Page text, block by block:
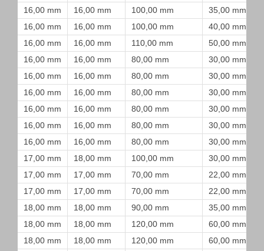
16,00 mm
16,00 mm 100,00 mm
35,00 mm
16,00 mm
16,00 mm 100,00 mm
40,00 mm
16,00 mm
16,00 mm 110,00 mm
50,00 mm
16,00 mm
16,00 mm 80,00 mm
30,00 mm
16,00 mm
16,00 mm 80,00 mm
30,00 mm
16,00 mm
16,00 mm 80,00 mm
30,00 mm
16,00 mm
16,00 mm 80,00 mm
30,00 mm
16,00 mm
16,00 mm 80,00 mm
30,00 mm
16,00 mm
16,00 mm 80,00 mm
30,00 mm
17,00 mm
18,00 mm 100,00 mm
30,00 mm
17,00 mm
17,00 mm 70,00 mm
22,00 mm
17,00 mm
17,00 mm 70,00 mm
22,00 mm
18,00 mm
18,00 mm 90,00 mm
35,00 mm
18,00 mm
18,00 mm 120,00 mm
60,00 mm
18,00 mm
18,00 mm 120,00 mm
60,00 mm